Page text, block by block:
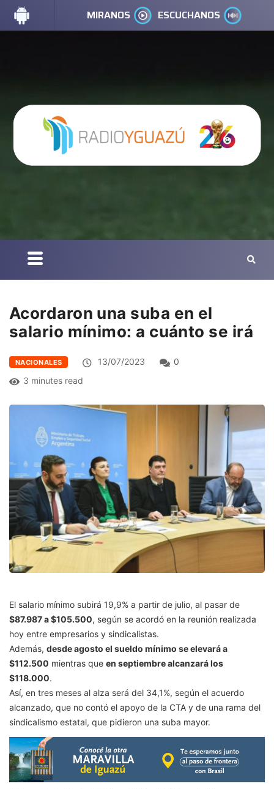
MIRANOS ESCUCHANOS
Acordaron una suba en el
salario mínimo: a cuánto se irá
NACIONALES 13/07/2023
0
3 minutes read
El salario mínimo subirá 19,9% a partir de julio, al pasar de
$87.987 a $105.500, según se acordó en la reunión realizada
hoy entre empresarios y sindicalistas.
Además, desde agosto el sueldo mínimo se elevará a
$112.500 mientras que en septiembre alcanzará los
$118.000.
Así, en tres meses al alza será del 34,1%, según el acuerdo
alcanzado, que no contó el apoyo de la CTA y de una rama del
sindicalismo estatal, que pidieron una suba mayor.